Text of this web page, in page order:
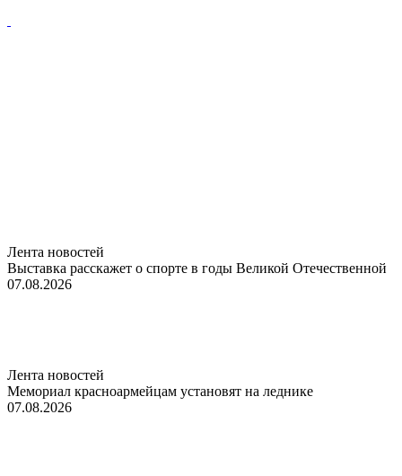
Лента новостей
Выставка расскажет о спорте в годы Великой Отечественной
07.08.2026
Лента новостей
Мемориал красноармейцам установят на леднике
07.08.2026